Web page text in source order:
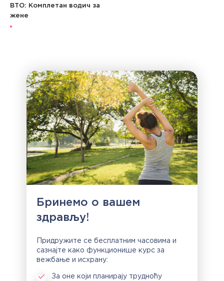
ВТО: Комплетан водич за
жене
Бринемо о вашем
здрављу!
Придружите се бесплатним часовима и
сазнајте како функционише курс за
вежбање и исхрану:
За оне који планирају трудноћу